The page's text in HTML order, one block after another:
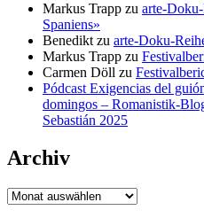
Markus Trapp zu arte-
Spaniens»
Benedikt zu arte-Doku-
Markus Trapp zu
Carmen Döll zu
Pódcast Exigencias del
domingos – Romanistik-
Sebastián 2025
Archiv
Archiv